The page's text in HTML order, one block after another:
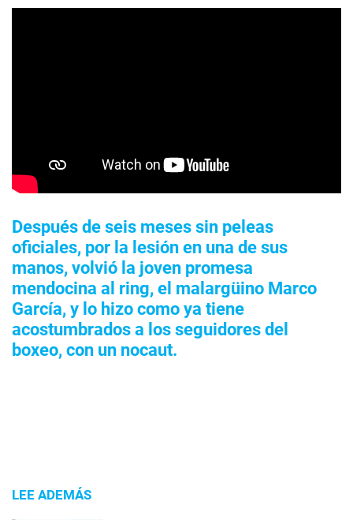
Después de seis meses sin peleas
oficiales, por la lesión en una de sus
manos, volvió la joven promesa
mendocina al ring, el malargüino Marco
García, y lo hizo como ya tiene
acostumbrados a los seguidores del
boxeo, con un nocaut.
LEE ADEMÁS